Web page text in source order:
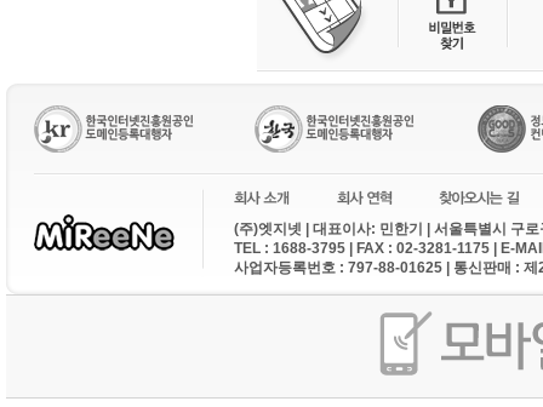
(주)엣지넷 | 대표이사: 민한기 | 서울특별시 구
TEL : 1688-3795 | FAX : 02-3281-1175 | E-
사업자등록번호 : 797-88-01625 | 통신판매 :